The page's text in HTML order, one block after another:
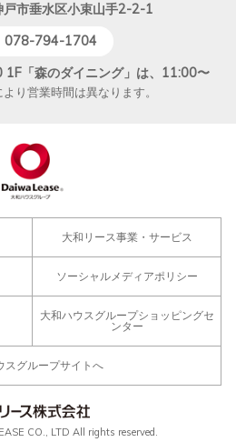
戸市垂水区小束山手2-2-1
078-794-1704
「森のダイニング」は、11:00〜
営業時間は異なります。
大和リース事業・サービス
ソーシャルメディアポリシー
大和ハウスグループショッピングセ
ンター
スグループサイトへ
CO., LTD All rights reserved.